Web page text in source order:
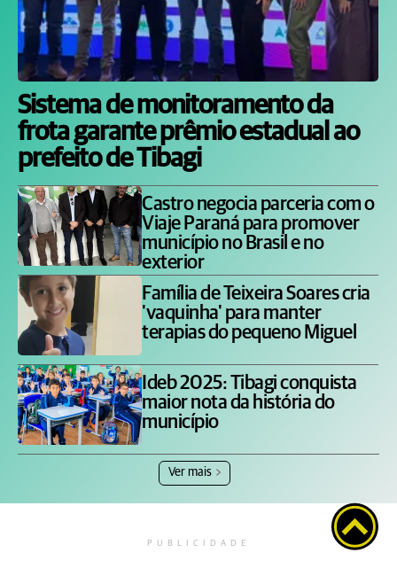
Sistema de monitoramento da
frota garante prêmio estadual ao
prefeito de Tibagi
Castro negocia parceria com o
Viaje Paraná para promover
município no Brasil e no
exterior
Família de Teixeira Soares cria
'vaquinha' para manter
terapias do pequeno Miguel
Ideb 2025: Tibagi conquista
maior nota da história do
município
Ver mais
PUBLICIDADE